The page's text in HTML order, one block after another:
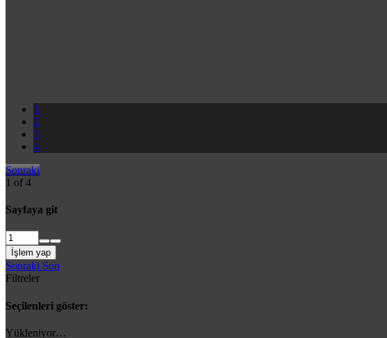
1
2
3
4
Sonraki
1 of 4
Sayfaya git
İşlem yap
Sonraki Son
Filtreler
Seçilenleri göster:
Yükleniyor…